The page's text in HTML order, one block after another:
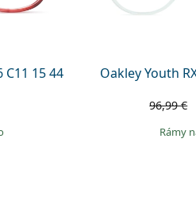
15 44
Oakley Youth
96,99 €
rámy